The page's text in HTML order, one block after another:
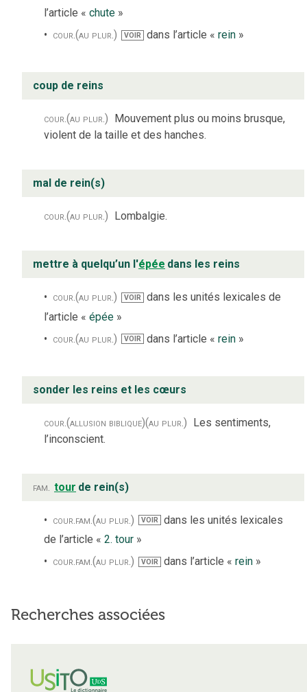
l’article « chute »
cour. (au plur.) VOIR dans l’article « rein»
coup de reins
cour. (au plur.) Mouvement plus ou moins brusque,
violent de la taille et des hanches.
mal de rein(s)
cour. (au plur.) Lombalgie.
mettre à quelqu’un l'épée dans les reins
cour. (au plur.) VOIR dans les unités lexicales de
l’article « épée »
cour. (au plur.) VOIR dans l’article « rein»
sonder les reins et les cœurs
cour. (allusion biblique)(au plur.) Les sentiments,
l’inconscient.
fam. tour de rein(s)
cour. fam. (au plur.) VOIR
dans les unités lexicales
de l’article « 2. tour »
cour.fam.(au plur.) VOIR dans l’article « rein»
Recherches associées